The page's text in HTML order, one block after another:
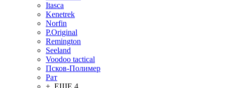
Itasca
Kenetrek
Norfin
P.Original
Remington
Seeland
Voodoo tactical
Псков-Полимер
Рат
+ ЕЩЕ 4